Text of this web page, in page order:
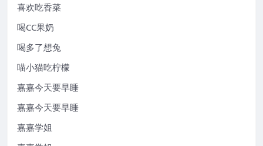
喜欢吃香菜
喝CC果奶
喝多了想兔
喵小猫吃柠檬
嘉嘉今天要早睡
嘉嘉今天要早睡
嘉嘉学姐